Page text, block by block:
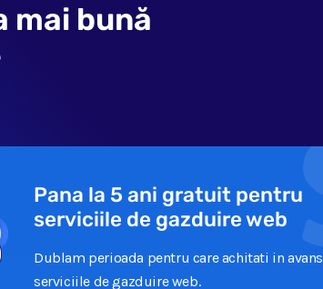
mai bună
Pana la 5 ani gratuit pentru
serviciile de gazduire web
Dublam perioada pentru care achitati in avans
serviciile de gazduire web.